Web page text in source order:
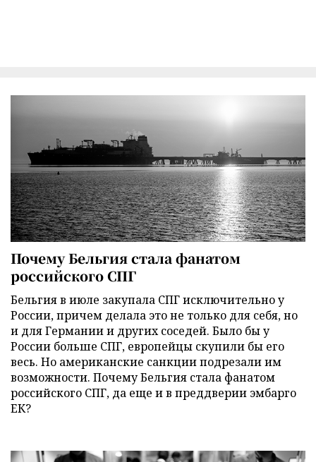
Почему Бельгия стала фанатом
российского СПГ
Бельгия в июле закупала СПГ исключительно у
России, причем делала это не только для себя, но
и для Германии и других соседей. Было бы у
России больше СПГ, европейцы скупили бы его
весь. Но американские санкции подрезали им
возможности. Почему Бельгия стала фанатом
российского СПГ, да еще и в преддверии эмбарго
ЕК?